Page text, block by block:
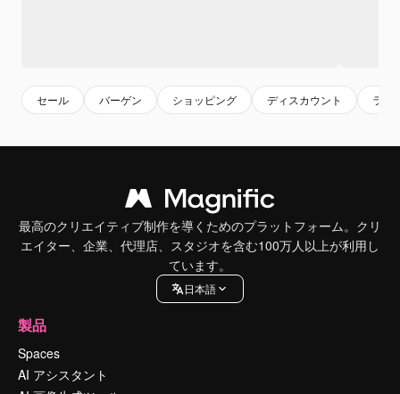
セール バーゲン ショッピング ディスカウント ラン
最高のクリエイティブ制作を導くためのプラットフォーム。クリ
エイター、企業、代理店、スタジオを含む100万人以上が利用し
ています。
日本語
製品
Spaces
AI アシスタント